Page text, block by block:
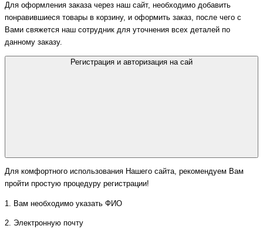
Для оформления заказа через наш сайт, необходимо добавить
понравившиеся товары в корзину, и оформить заказ, после чего с
Вами свяжется наш сотрудник для уточнения всех деталей по
данному заказу.
Регистрация и авторизация на сай
Для комфортного использования Нашего сайта, рекомендуем Вам
пройти простую процедуру регистрации!
1. Вам необходимо указать ФИО
2. Электронную почту